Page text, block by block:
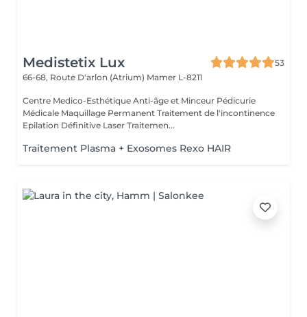
Medistetix Lux
53
66-68, Route D'arlon (Atrium) Mamer L-8211
Centre Medico-Esthétique Anti-âge et Minceur Pédicurie
Médicale Maquillage Permanent Traitement de l'incontinence
Epilation Définitive Laser Traitemen...
Traitement Plasma + Exosomes Rexo HAIR